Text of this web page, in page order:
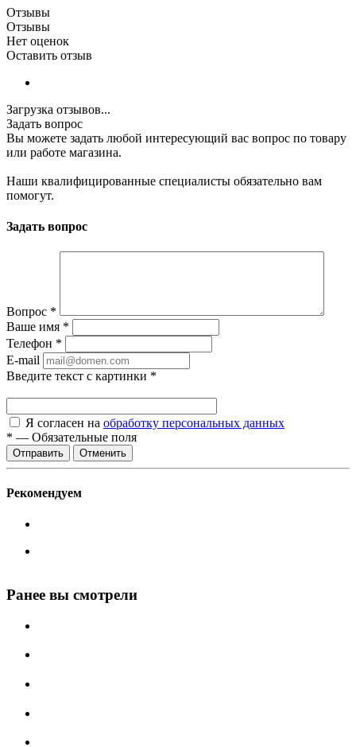
Отзывы
Отзывы
Нет оценок
Оставить отзыв
Загрузка отзывов...
Задать вопрос
Вы можете задать любой интересующий вас вопрос по товару
или работе магазина.
Наши квалифицированные специалисты обязательно вам
помогут.
Задать вопрос
Вопрос *
Ваше имя *
Телефон *
E-mail
Введите текст с картинки *
Я согласен на обработку персональных данных
* — Обязательные поля
Отменить
Рекомендуем
Ранее вы смотрели